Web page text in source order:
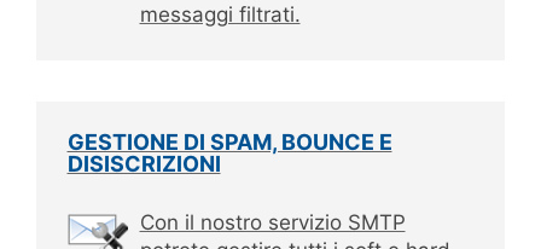
messaggi filtrati.
GESTIONE DI SPAM, BOUNCE E
DISISCRIZIONI
Con il nostro servizio SMTP